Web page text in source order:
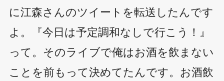
に江森さんのツイートを転送したんです
よ。『今日は予定調和なしで行こう！』
って。そのライブで俺はお酒を飲まない
ことを前もって決めてたんです。お酒飲